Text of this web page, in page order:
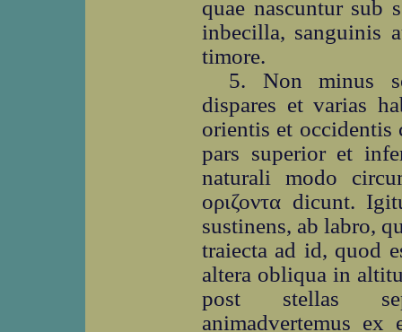
quae nascuntur sub
inbecilla, sanguinis
timore.
5. Non minus
dispares et varias
orientis et
pars superior et
naturali modo
οριζοντα dicunt.
sustinens, ab labro,
traiecta ad id, quod
altera obliqua in
post stellas
animadvertemus